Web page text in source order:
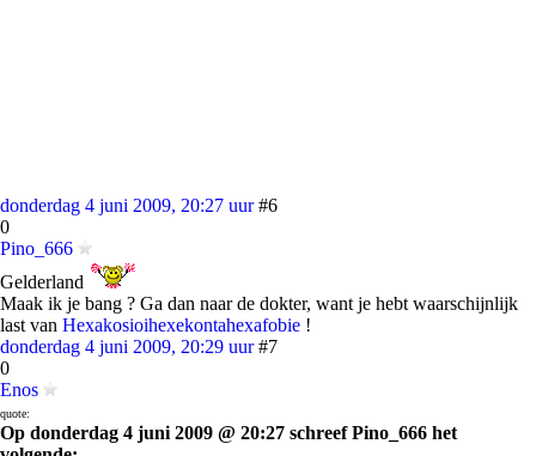
donderdag 4 juni 2009, 20:27 uur #6
0
Pino_666
Gelderland
Maak ik je bang ? Ga dan naar de dokter, want je hebt waarschijnlijk
last van Hexakosioihexekontahexafobie !
donderdag 4 juni 2009, 20:29 uur #7
0
Enos
quote:
Op donderdag 4 juni 2009 @ 20:27 schreef Pino_666 het